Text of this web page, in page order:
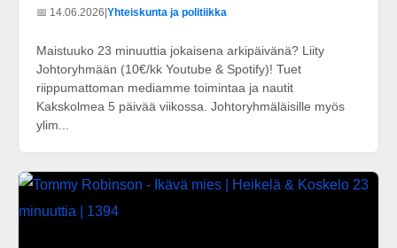
📅 14.06.2026|Yhteiskunta ja politiikka
Maistuuko 23 minuuttia jokaisena arkipäivänä? Liity
Johtoryhmään (10€/kk Youtube & Spotify)! Tuet
riippumattoman mediamme toimintaa ja nautit
Kakskolmea 5 päivää viikossa. Johtoryhmäläisille myös
ylim...